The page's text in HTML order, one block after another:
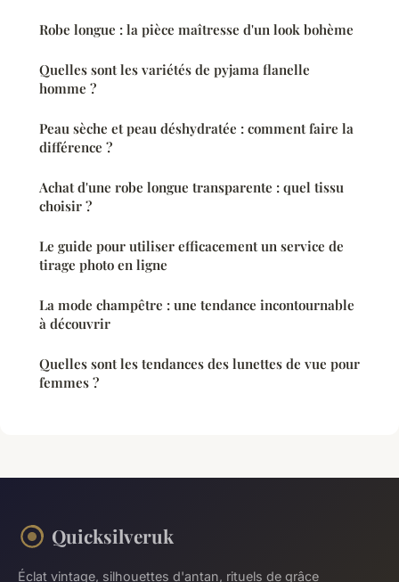
Robe longue : la pièce maîtresse d'un look bohème
Quelles sont les variétés de pyjama flanelle
homme ?
Peau sèche et peau déshydratée : comment faire la
différence ?
Achat d'une robe longue transparente : quel tissu
choisir ?
Le guide pour utiliser efficacement un service de
tirage photo en ligne
La mode champêtre : une tendance incontournable
à découvrir
Quelles sont les tendances des lunettes de vue pour
femmes ?
Quicksilveruk
Éclat vintage, silhouettes d'antan, rituels de grâce